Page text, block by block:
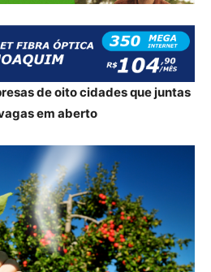
de oito cidades que juntas
em aberto